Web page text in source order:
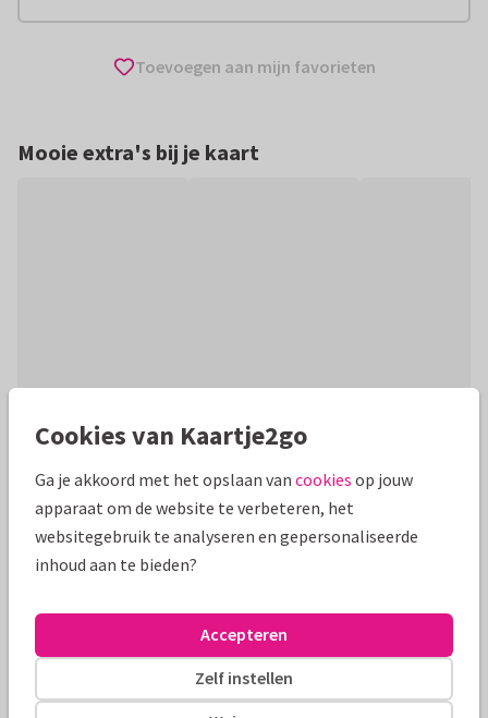
Toevoegen aan mijn favorieten
Mooie extra's bij je kaart
Productinformatie
Kleurrijk en trendy bedankkaart voor een echte '#1'! Met
geïllustreerd vaandel, goudlook sterren rondom en foto op
binnenzijde. Pas naar wens aan
Renee geeft vorm
Formaten en tarieven
Cookies van Kaartje2go
Ga je akkoord met het opslaan van cookies op jouw
apparaat om de website te verbeteren, het
websitegebruik te analyseren en gepersonaliseerde
inhoud aan te bieden?
Zelf instellen
Accepteren